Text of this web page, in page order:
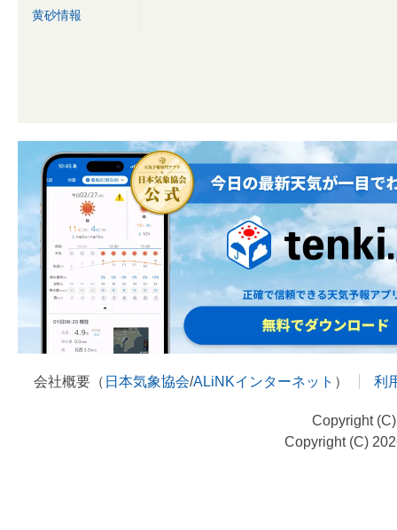
黄砂情報
会社概要（ 日本気象協会/ALiNKインターネット ） 利
Copyright
Copyright (C)